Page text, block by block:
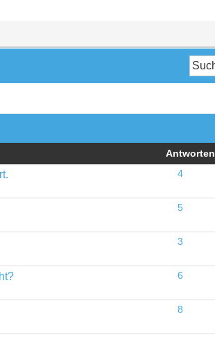
Antworten
4
5
3
6
8